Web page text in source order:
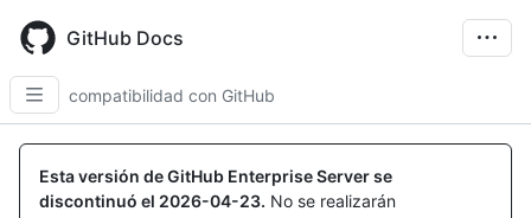
main
content
GitHub Docs
compatibilidad con GitHub
Esta versión de GitHub Enterprise Server se
discontinuó el 2026-04-23. No se realizarán